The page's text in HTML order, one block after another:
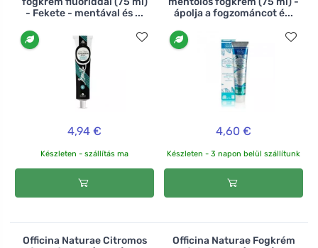
- Fekete - mentával és ...
4,94 €
Készleten - szállítás ma
ápolja a fogzománcot é...
4,60 €
Készleten - 3 napon belül szállítunk
Officina Naturae Citromos
Officina Naturae Fogkrém